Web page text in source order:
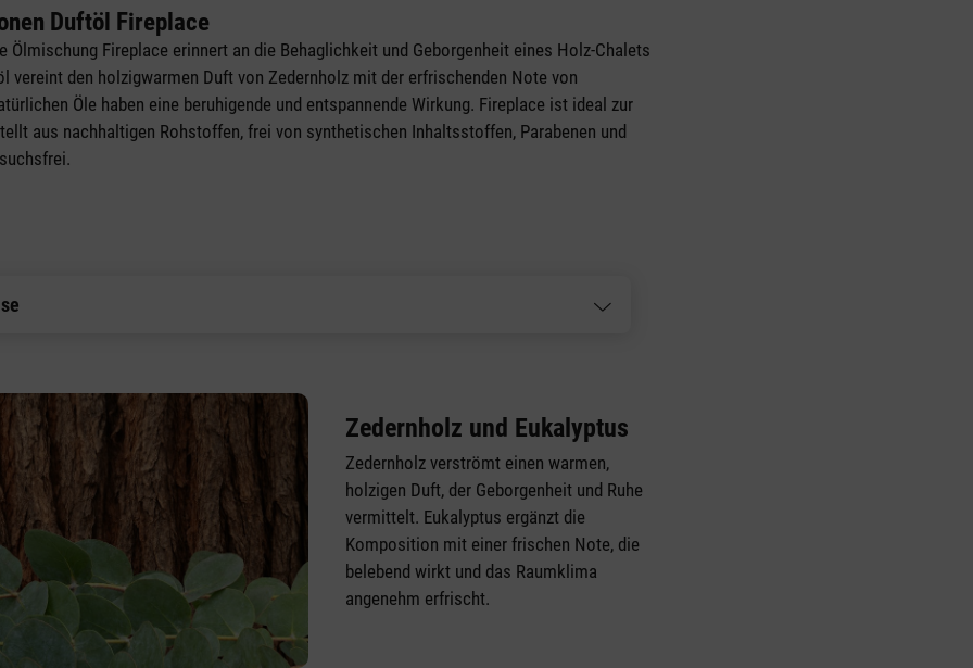
Duftöl Fireplace
Ölmischung Fireplace erinnert an die Behaglichkeit und Geborgenheit eines Holz-Chalets
vereint den holzigwarmen Duft von Zedernholz mit der erfrischenden Note von
Öle haben eine beruhigende und entspannende Wirkung. Fireplace ist ideal zur
aus nachhaltigen Rohstoffen, frei von synthetischen Inhaltsstoffen, Parabenen und
Zedernholz und Eukalyptus
Zedernholz verströmt einen warmen,
holzigen Duft, der Geborgenheit und Ruhe
vermittelt. Eukalyptus ergänzt die
Komposition mit einer frischen Note, die
belebend wirkt und das Raumklima
angenehm erfrischt.